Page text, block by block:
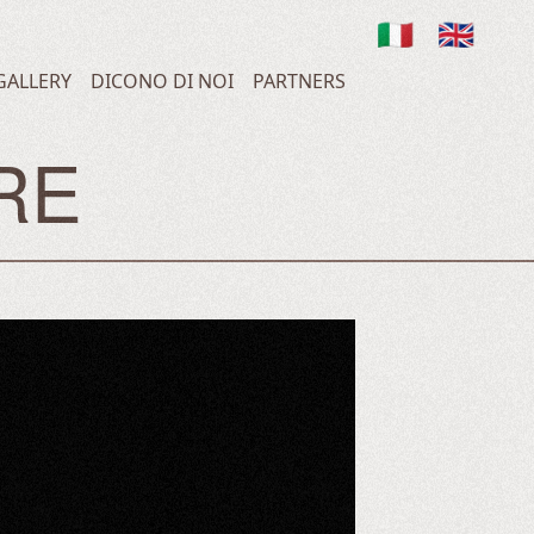
🇮🇹 🇬🇧
DICONO DI NOI PARTNERS